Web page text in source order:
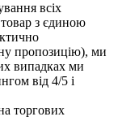
всіх
з єдиною
пропозицію), ми
випадках ми
від 4/5 і
торгових